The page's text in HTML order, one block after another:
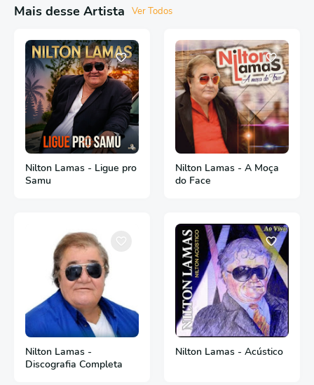
Mais desse Artista Ver Todos
Nilton Lamas - Ligue pro
Samu
Nilton Lamas - A Moça
do Face
Nilton Lamas -
Discografia Completa
Nilton Lamas - Acústico